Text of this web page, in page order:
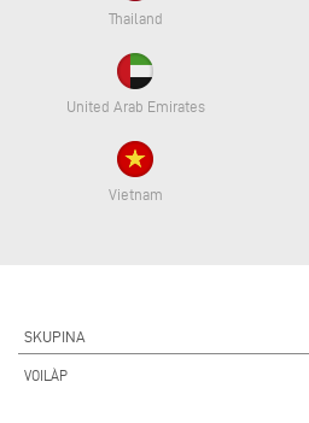
Thailand
United Arab Emirates
Vietnam
SKUPINA
VOILÀP